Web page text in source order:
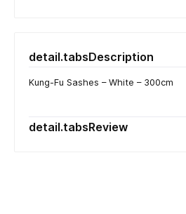
detail.tabsDescription
Kung-Fu Sashes – White – 300cm
detail.tabsReview